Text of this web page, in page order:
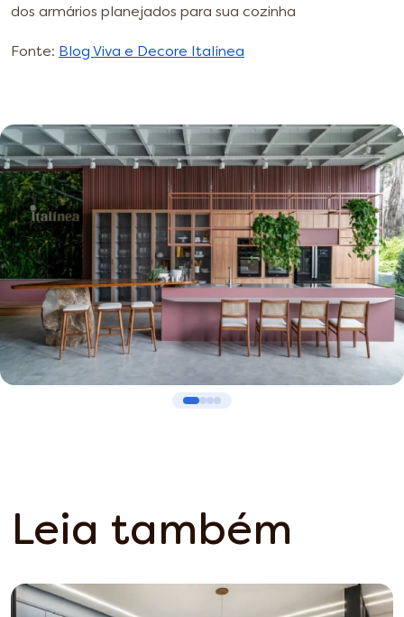
dos armários planejados para sua cozinha
Fonte: Blog Viva e Decore Italínea
Leia também